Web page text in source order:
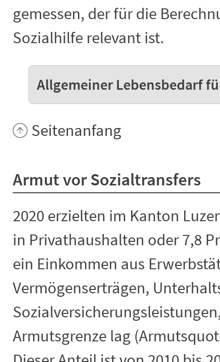
gemessen, der für die
Sozialhilfe relevant ist.
Allgemeiner Lebensbedarf
Seitenanfang
Armut vor Sozialtransfers
2020 erzielten im Kanton
in Privathaushalten oder 7,8
ein Einkommen aus
Vermögenserträgen,
Armutsgrenze lag